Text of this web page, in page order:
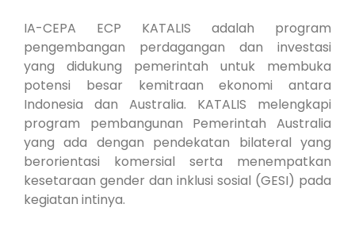
IA-CEPA ECP KATALIS adalah program
pengembangan perdagangan dan investasi
yang didukung pemerintah untuk membuka
potensi besar kemitraan ekonomi antara
Indonesia dan Australia. KATALIS melengkapi
program pembangunan Pemerintah Australia
yang ada dengan pendekatan bilateral yang
berorientasi komersial serta menempatkan
kesetaraan gender dan inklusi sosial (GESI) pada
kegiatan intinya.